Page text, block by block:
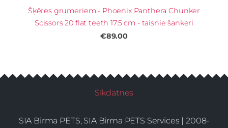
Šķēres grumeriem - Phoenix Panthera Chunker
Scissors 20 flat teeth 17.5 cm - taisnie šankeri
€89.00
Sīkdatnes
SIA Birma PETS, SIA Birma PETS Services | 2008-